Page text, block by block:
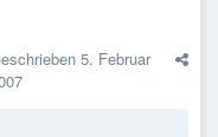
5. Februar